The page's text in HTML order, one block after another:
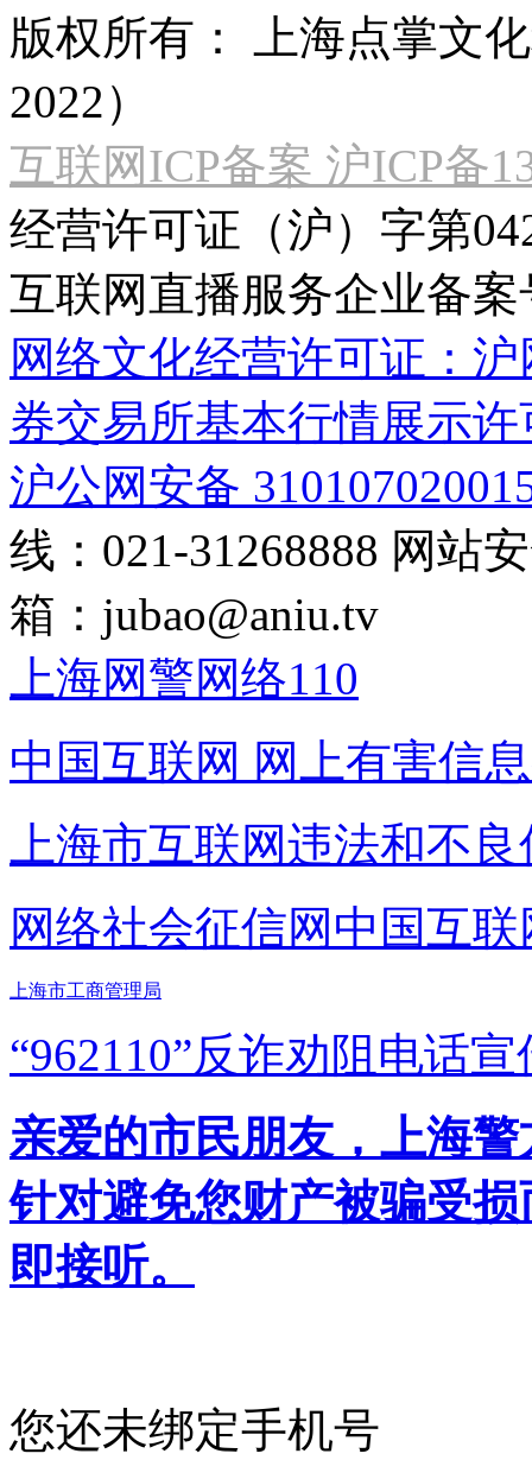
版权所有：
上海点掌文
2022）
互联网ICP备案 沪ICP备
经营许可证（沪）字第
互联网直播服务企业备案
网络文化经营许可证：
券交易所基本行情展示许
沪公网安备
线：021-31268888 网站
箱： jubao@aniu.tv
上海网警网络110
中国互联网 网上有害信
上海市互联网违法和不
网络社会征信网 中国互
上海市工商管理局
“962110”反诈劝阻电话宣
亲爱的市民朋友，上海
针对避免您财产被骗受
即接听。
您还未绑定手机号